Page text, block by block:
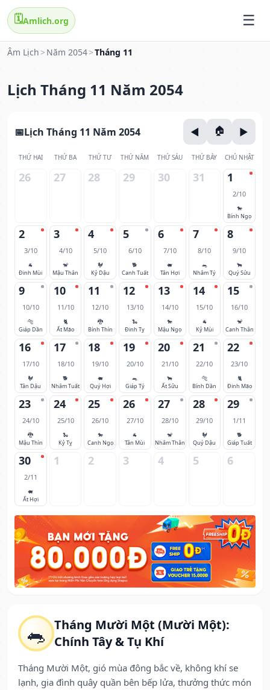
🗓️Amlich.org
Âm Lịch > Năm 2054>Tháng 11
Lịch Tháng 11 Năm 2054
🐀 Tháng Mười Một (Mười Một):
Chính Tây & Tụ Khí
Tháng Mười Một, gió mùa đông bắc về, không khí se
lạnh, gia đình quây quần bên bếp lửa, thưởng thức món
Lịch Tháng 11 Năm 2054
THỨ HAI THỨ BA THỨ TƯ THỨ NĂM THỨ SÁU THỨ BẢY CHỦ NHẬT
26 27 28 29 30 31 1
2/10
🐎
Bính Ngọ
2
3/10
🐐
Đinh Mùi
3
4/10
🐒
Mậu Thân
4
5/10
🐓
Kỷ Dậu
5
6/10
🐕
Canh Tuất
6
7/10
🐖
Tân Hợi
7
8/10
🐀
Nhâm Tý
8
9/10
🐂
Quý Sửu
9
10/10
🐅
Giáp Dần
10
11/10
🐈
Ất Mão
11
12/10
🐉
Bính Thìn
12
13/10
🐍
Đinh Tỵ
13
14/10
🐎
Mậu Ngọ
14
15/10
🐐
Kỷ Mùi
15
16/10
🐒
Canh Thân
16
17/10
🐓
Tân Dậu
17
18/10
🐕
Nhâm Tuất
18
19/10
🐖
Quý Hợi
19
20/10
🐀
Giáp Tý
20
21/10
🐂
Ất Sửu
21
22/10
🐅
Bính Dần
22
23/10
🐈
Đinh Mão
23
24/10
🐉
Mậu Thìn
24
25/10
🐍
Kỷ Tỵ
25
26/10
🐎
Canh Ngọ
26
27/10
🐐
Tân Mùi
27
28/10
🐒
Nhâm Thân
28
29/10
🐓
Quý Dậu
29
1/11
🐕
Giáp Tuất
30
2/11
🐖
Ất Hợi
1 2 3 4 5 6